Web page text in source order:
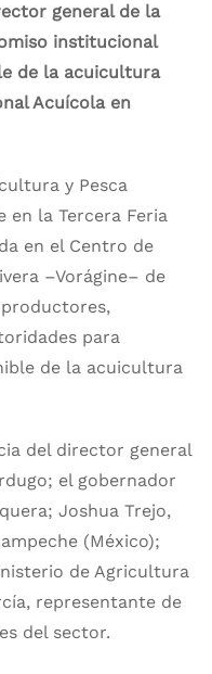
general de la
institucional
de la acuicultura
Acuícola en
y Pesca
en la Tercera Feria
en el Centro de
–Vorágine– de
para
de la acuicultura
del director general
el gobernador
Joshua Trejo,
(México);
de Agricultura
representante de
del sector.